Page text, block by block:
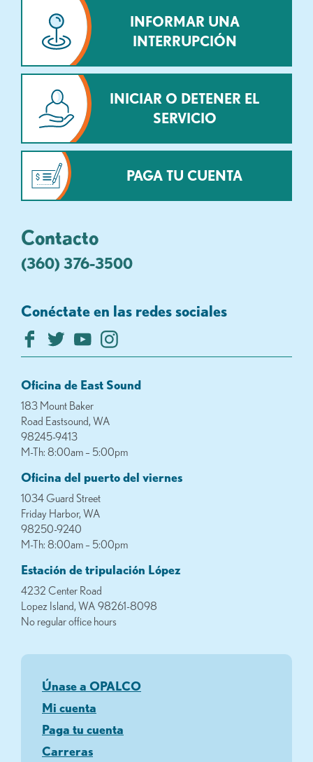
INFORMAR UNA
INTERRUPCIÓN
INICIAR O DETENER EL
SERVICIO
PAGA TU CUENTA
Contacto
(360) 376-3500
Conéctate en las redes sociales
Oficina de East Sound
183 Mount Baker
Road Eastsound, WA
98245-9413
M-Th: 8:00am – 5:00pm
Oficina del puerto del viernes
1034 Guard Street
Friday Harbor, WA
98250-9240
M-Th: 8:00am – 5:00pm
Estación de tripulación López
4232 Center Road
Lopez Island, WA 98261-8098
No regular office hours
Únase a OPALCO
Mi cuenta
Paga tu cuenta
Carreras